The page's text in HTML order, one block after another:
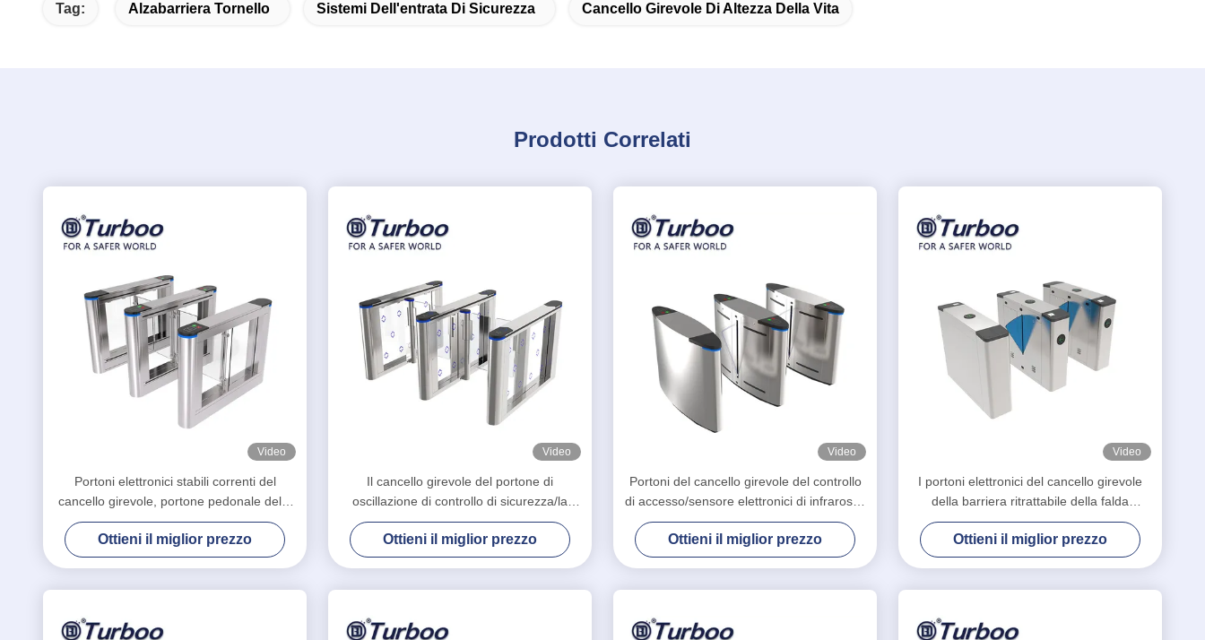
Tag: Alzabarriera Tornello Sistemi Dell'entrata Di Sicurezza Cancello Girevole Di Altezza Della Vita
Prodotti Correlati
Video
Portoni elettronici stabili correnti del
cancello girevole, portone pedonale della
barriera dell'oscillazione
Ottieni il miglior prezzo
Video
Il cancello girevole del portone di
oscillazione di controllo di sicurezza/la
barriera di scivolamento Gates il bordo
acrilico
Ottieni il miglior prezzo
Video
Portoni del cancello girevole del controllo
di accesso/sensore elettronici di infrarosso
del portone G-TEK barriera della falda
Ottieni il miglior prezzo
Video
I portoni elettronici del cancello girevole
della barriera ritrattabile della falda
scorrono indicatore della luce del LED
Ottieni il miglior prezzo